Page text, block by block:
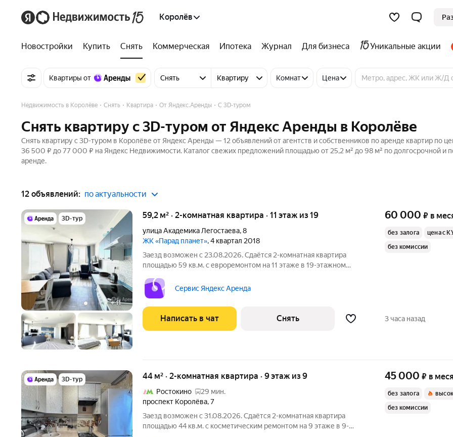
Королёв
Новостройки Купить Снять Коммерческая Ипотека Журнал Для бизнеса Уникальные акции
Квартиры от Снять Квартиру Комнат Цена
Недвижимость в Королёве Снять Квартира От Яндекс.Аренды C 3D-туром
Снять квартиру c 3D-туром от Яндекс Аренды в Королёве
Снять квартиру c 3D-туром в Королёве от Яндекс Аренды — 12 объявлений от агентств и собственников по аренде квартир по
36 500 ₽ до 77 000 ₽ на Яндекс Недвижимости. Каталог свежих предложений площадью от 25,2 м² до 98 м² по долгосрочной и
аренде.
12 объявлений: по актуальности
3D-тур
+11
59,2 м² · 2-комнатная квартира · 11 этаж из 19
улица Академика Легостаева,8
ЖК «Парад планет», 4 квартал 2018
Заезд возможен с 23.08.2026. Сдаётся 2-комнатная квартира
площадью 59 кв.м. с евроремонтом на 11 этаже в 19-этажном
машина Холодильник Кухонная плита Фен Утюг Увлажнитель
воздуха Дом -
Сервис Яндекс Аренда
60 000 ₽ в
без залога
цена с
без комиссии
Написать в чат Снять 3 часа назад
3D-тур 44 м² · 2-комнатная квартира · 9 этаж из 9
Ростокино
29 мин.
проспект Королёва,7
Заезд возможен с 31.08.2026. Сдаётся 2-комнатная квартира
площадью 44 кв.м. с косметическим ремонтом на 9 этаже в 9-
45 000 ₽ в
без залога
без комиссии